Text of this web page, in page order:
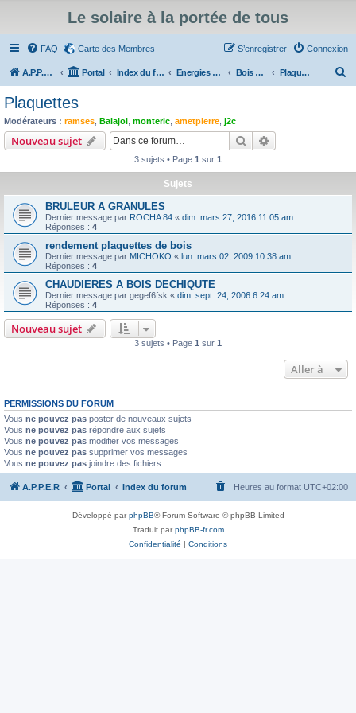
Le solaire à la portée de tous
FAQ Carte des Membres Connexion
S’enregistrer
A.P.P.E.R Portal Index du forum Energies d'appoint au solaire thermique, travaux d'isolation Bois énergie Plaquettes
Plaquettes
Modérateurs : ramses Balajol monteric ametpierre j2c
Nouveau sujet Rechercher
3 sujets • Page 1 sur 1
Sujets
BRULEUR A GRANULES
Dernier message par ROCHA 84 « dim. mars 27, 2016 11:05 am
Réponses : 4
rendement plaquettes de bois
Dernier message par MICHOKO « lun. mars 02, 2009 10:38 am
Réponses : 4
CHAUDIERES A BOIS DECHIQUTE
Dernier message par gegef6fsk « dim. sept. 24, 2006 6:24 am
Réponses : 4
Nouveau sujet
3 sujets • Page 1 sur 1
Aller à
PERMISSIONS DU FORUM
Vous ne pouvez pas poster de nouveaux sujets
Vous ne pouvez pas répondre aux sujets
Vous ne pouvez pas modifier vos messages
Vous ne pouvez pas supprimer vos messages
Vous ne pouvez pas joindre des fichiers
A.P.P.E.R Portal Index du forum Heures au format UTC+02:00
Développé parphpBB® Forum Software © phpBB Limited
Traduit parphpBB-fr.com
Confidentialité | Conditions